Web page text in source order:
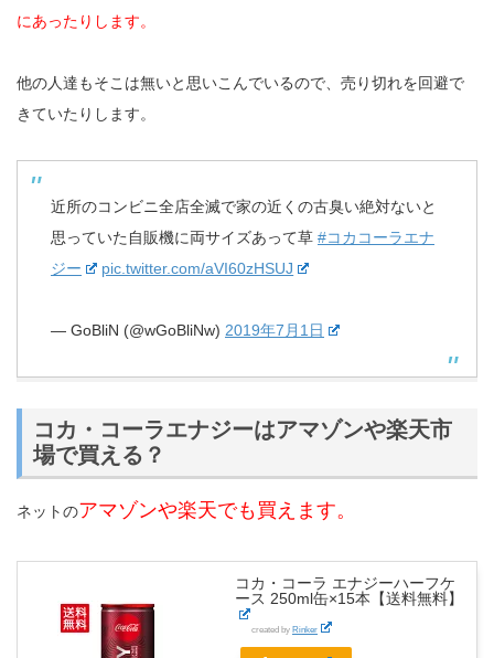
にあったりします。
他の人達もそこは無いと思いこんでいるので、売り切れを回避で
きていたりします。
近所のコンビニ全店全滅で家の近くの古臭い絶対ないと
思っていた自販機に両サイズあって草 #コカコーラエナ
ジー
pic.twitter.com/aVI60zHSUJ
— GoBliN (@wGoBliNw) 2019年7月1日
コカ・コーラエナジーはアマゾンや楽天市
場で買える？
ネットのアマゾンや楽天でも買えます。
コカ・コーラ エナジーハーフケ
ース 250ml缶×15本【送料無料】
created by Rinker